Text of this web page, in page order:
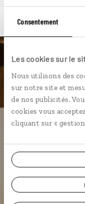
Consentement
Les cookies sur le
Nous utilisons des
sur notre site et
de nos publicités.
cookies vous
cliquant sur « gestion
l'appli qui
Botswana
Notre
Les plus